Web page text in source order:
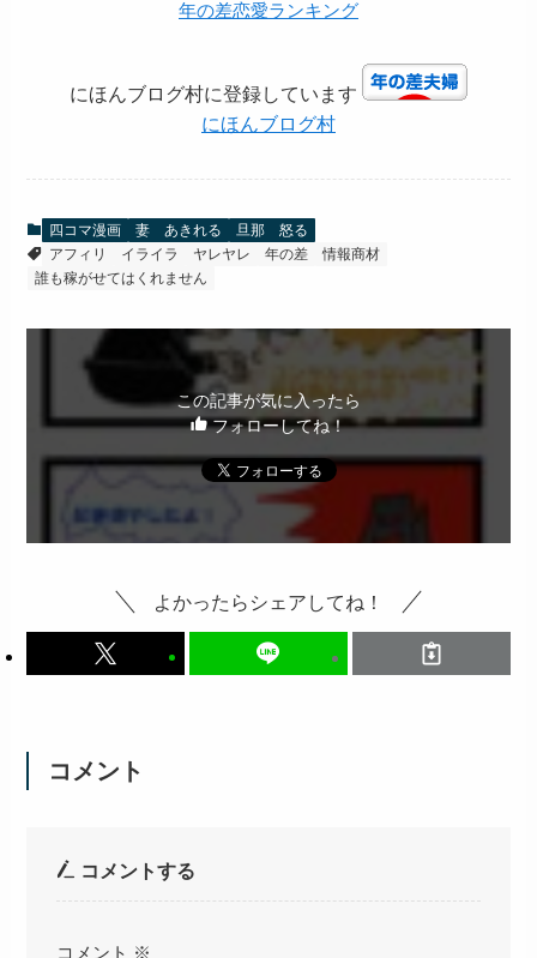
年の差恋愛ランキング
にほんブログ村に登録しています
にほんブログ村
四コマ漫画 妻 あきれる
旦那 怒る
アフィリ
イライラ ヤレヤレ 年の差
情報商材
誰も稼がせてはくれません
この記事が気に入ったら
フォローしてね！
よかったらシェアしてね！
コメント
コメントする
コメント ※